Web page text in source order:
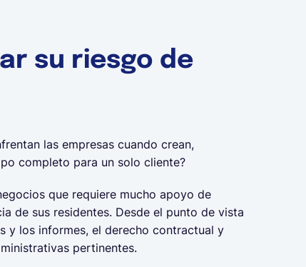
su riesgo de
las empresas cuando crean,
completo para un solo cliente?
que requiere mucho apoyo de
de sus residentes. Desde el punto de vista
y los informes, el derecho contractual y
pertinentes.